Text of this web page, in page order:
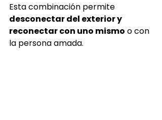
Esta combinación permite
desconectar del exterior y
reconectar con uno mismo o con
la persona amada.